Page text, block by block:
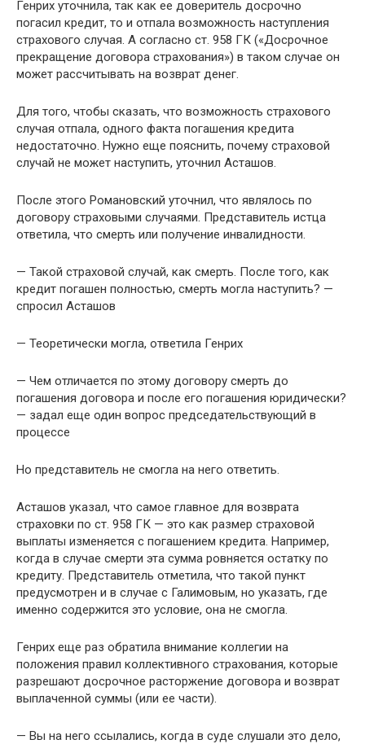
Генрих уточнила, так как ее доверитель досрочно
погасил кредит, то и отпала возможность наступления
страхового случая. А согласно ст. 958 ГК («Досрочное
прекращение договора страхования») в таком случае он
может рассчитывать на возврат денег.
Для того, чтобы сказать, что возможность страхового
случая отпала, одного факта погашения кредита
недостаточно. Нужно еще пояснить, почему страховой
случай не может наступить, уточнил Асташов.
После этого Романовский уточнил, что являлось по
договору страховыми случаями. Представитель истца
ответила, что смерть или получение инвалидности.
— Такой страховой случай, как смерть. После того, как
кредит погашен полностью, смерть могла наступить? —
спросил Асташов
— Теоретически могла, ответила Генрих
— Чем отличается по этому договору смерть до
погашения договора и после его погашения юридически?
— задал еще один вопрос председательствующий в
процессе
Но представитель не смогла на него ответить.
Асташов указал, что самое главное для возврата
страховки по ст. 958 ГК — это как размер страховой
выплаты изменяется с погашением кредита. Например,
когда в случае смерти эта сумма ровняется остатку по
кредиту. Представитель отметила, что такой пункт
предусмотрен и в случае с Галимовым, но указать, где
именно содержится это условие, она не смогла.
Генрих еще раз обратила внимание коллегии на
положения правил коллективного страхования, которые
разрешают досрочное расторжение договора и возврат
выплаченной суммы (или ее части).
— Вы на него ссылались, когда в суде слушали это дело,